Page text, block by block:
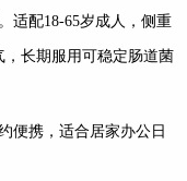
适配18-65岁成人，侧重
，长期服用可稳定肠道菌
便携，适合居家办公日